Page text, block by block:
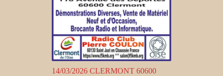
14/03/2026 CLERMONT 60600